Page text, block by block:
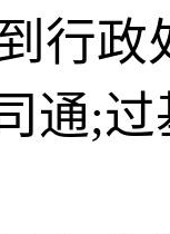
行
通;